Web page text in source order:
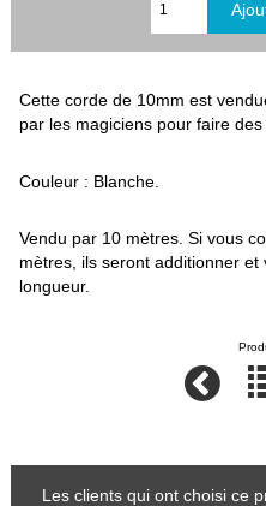
Cette corde de 10mm est
par les magiciens pour faire des
Couleur : Blanche.
Vendu par 10 mètres. Si vous
mètres, ils seront additionner
longueur.
Les clients qui ont choisi ce